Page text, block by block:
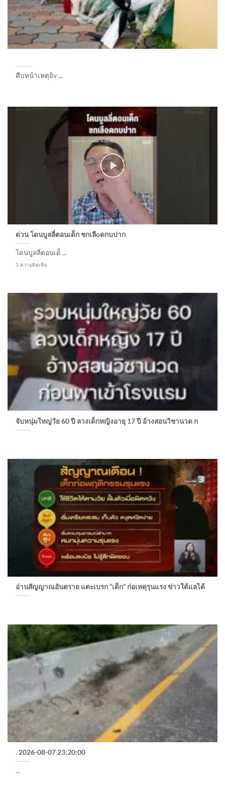
คืบหน้าเหตุยิv ...
ด่วน โดนบูลลี่ตอนเด็ก ชกเลืoดกบปาก ​
โดนบูลลี่ตอนเด็ ...
3 ความคิดเห็น
จับหนุ่มใหญ่วัย 60 ปี ลวงเด็กหญิงอายุ 17 ปี อ้างสอนวิชานวด ก
อ่านสัญญาณอันตราย แตะเบรก “เด็ก” ก่อเหตุรุนแรง ข่าวใต้แลได้
. 2026-08-07 23:20:00
...